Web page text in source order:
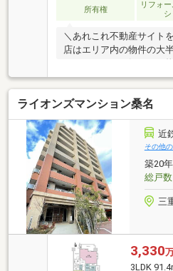
所有権
リフォ
＼あれこれ不動産サイト
店はエリア内の物件の大
世小学校／光風中学校◆
役所」停まで徒歩約1分
ード完備◆周辺の生活環
※写真をクリックすると
＝＝＝＝＝＝＝＝＝＝＝
＝《実際に現地を体感し
はお気軽にお問い合わせ
だくと、スムーズにご見
＝＝＝＝＝＝＝＝＝＝＝
ライオンズマンション桑名
近
その他
築20
総戸数
三
3,330
3LDK